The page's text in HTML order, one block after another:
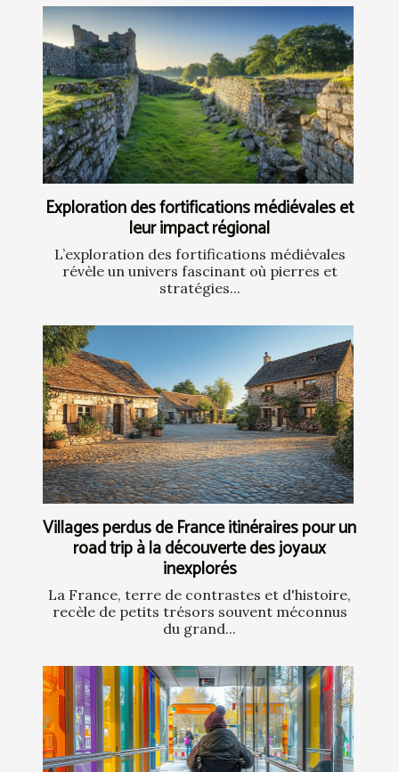
Exploration des fortifications médiévales et
leur impact régional
L’exploration des fortifications médiévales
révèle un univers fascinant où pierres et
stratégies...
Villages perdus de France itinéraires pour un
road trip à la découverte des joyaux
inexplorés
La France, terre de contrastes et d'histoire,
recèle de petits trésors souvent méconnus
du grand...